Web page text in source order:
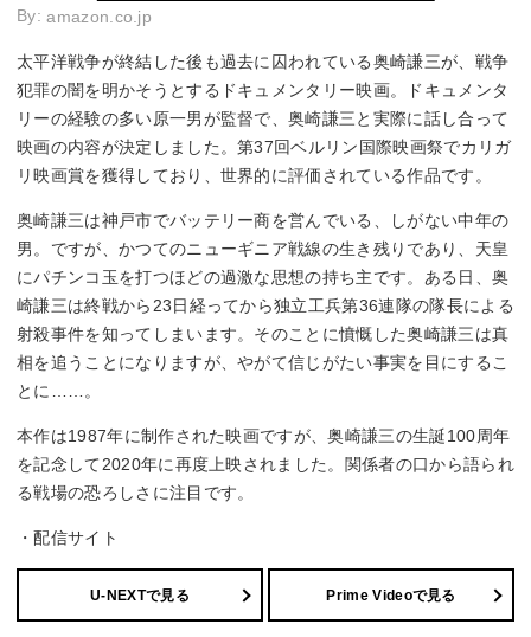
By:amazon.co.jp
太平洋戦争が終結した後も過去に囚われている奥崎謙三が、戦争
犯罪の闇を明かそうとするドキュメンタリー映画。ドキュメンタ
リーの経験の多い原一男が監督で、奥崎謙三と実際に話し合って
映画の内容が決定しました。第37回ベルリン国際映画祭でカリガ
リ映画賞を獲得しており、世界的に評価されている作品です。
奥崎謙三は神戸市でバッテリー商を営んでいる、しがない中年の
男。ですが、かつてのニューギニア戦線の生き残りであり、天皇
にパチンコ玉を打つほどの過激な思想の持ち主です。ある日、奥
崎謙三は終戦から23日経ってから独立工兵第36連隊の隊長による
射殺事件を知ってしまいます。そのことに憤慨した奥崎謙三は真
相を追うことになりますが、やがて信じがたい事実を目にするこ
とに……。
本作は1987年に制作された映画ですが、奥崎謙三の生誕100周年
を記念して2020年に再度上映されました。関係者の口から語られ
る戦場の恐ろしさに注目です。
・配信サイト
U-NEXTで見る Prime Videoで見る